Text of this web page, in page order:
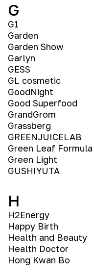
G
G1
Garden
Garden Show
Garlyn
GESS
GL cosmetic
GoodNight
Good Superfood
GrandGrom
Grassberg
GREENJUICELAB
Green Leaf Formula
Green Light
GUSHIYUTA
H
H2Energy
Happy Birth
Health and Beauty
Health Doctor
Hong Kwan Bo